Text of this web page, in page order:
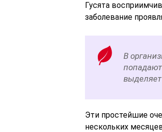
Гусята
заболевание
В
Эти простейшие
нескольких